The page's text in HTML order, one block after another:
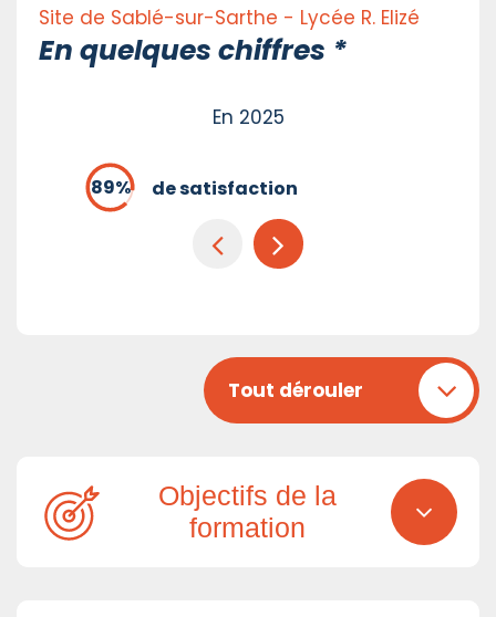
Site de Sablé-sur-Sarthe - Lycée R. Elizé
En quelques chiffres *
En 2025
de satisfaction
Tout dérouler
Objectifs de la
formation